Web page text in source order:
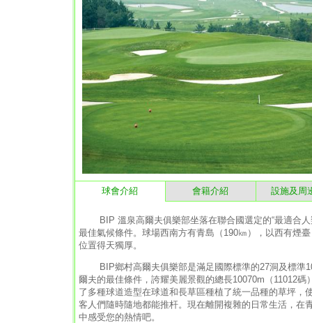
球會介紹 會籍介紹 設施及周
BIP 溫泉高爾夫俱樂部坐落在聯合國選定的“最適合人
最佳氣候條件。球場西南方有青島（190㎞），以西有煙
位置得天獨厚。
BIP鄉村高爾夫俱樂部是滿足國際標準的27洞及標準
爾夫的最佳條件，誇耀美麗景觀的總長10070m（11012
了多種球道造型在球道和長草區種植了統一品種的草坪
客人們隨時隨地都能推杆。現在離開複雜的日常生活，
中感受您的熱情吧。